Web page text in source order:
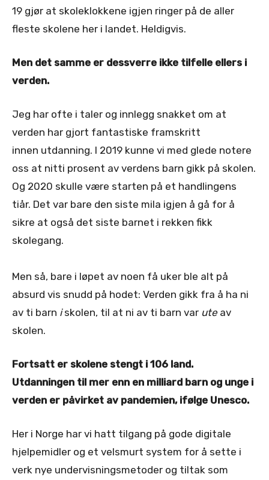
19 gjør at skoleklokkene igjen ringer på de aller
fleste skolene her i landet. Heldigvis.
Men det samme er dessverre ikke tilfelle ellers i
verden.
Jeg har ofte i taler og innlegg snakket om at
verden har gjort fantastiske framskritt
innen utdanning. I 2019 kunne vi med glede notere
oss at nitti prosent av verdens barn gikk på skolen.
Og 2020 skulle være starten på et handlingens
tiår. Det var bare den siste mila igjen å gå for å
sikre at også det siste barnet i rekken fikk
skolegang.
Men så, bare i løpet av noen få uker ble alt på
absurd vis snudd på hodet: Verden gikk fra å ha ni
av ti barn iskolen, til at ni av ti barn var ute av
skolen.
Fortsatt er skolene stengt i 106 land.
Utdanningen til mer enn en milliard barn og unge i
verden er påvirket av pandemien, ifølge Unesco.
Her i Norge har vi hatt tilgang på gode digitale
hjelpemidler og et velsmurt system for å sette i
verk nye undervisningsmetoder og tiltak som